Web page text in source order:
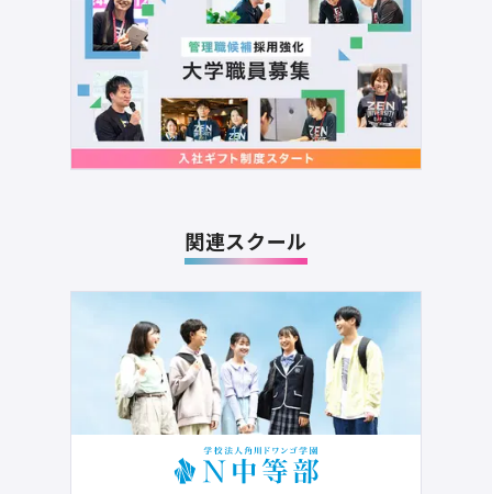
関連スクール